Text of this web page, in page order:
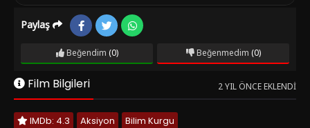
Paylaş
Beğendim (0) Beğenmedim (0)
Film Bilgileri 2 YIL ÖNCE EKLENDI
IMDb: 4.3 Aksiyon
Bilim Kurgu